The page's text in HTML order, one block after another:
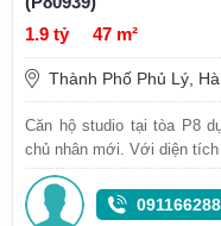
1.9 tỷ
47 m²
Thành Phố Phủ Lý,
Căn hộ studio tại tòa P8
chủ nhân mới. Với diện tích